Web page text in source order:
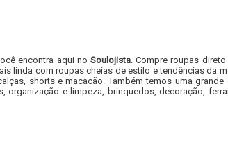
encontra aqui no Soulojista. Compre roupas direto
linda com roupas cheias de estilo e tendências da
shorts e macacão. Também temos uma grande
e limpeza, brinquedos, decoração,